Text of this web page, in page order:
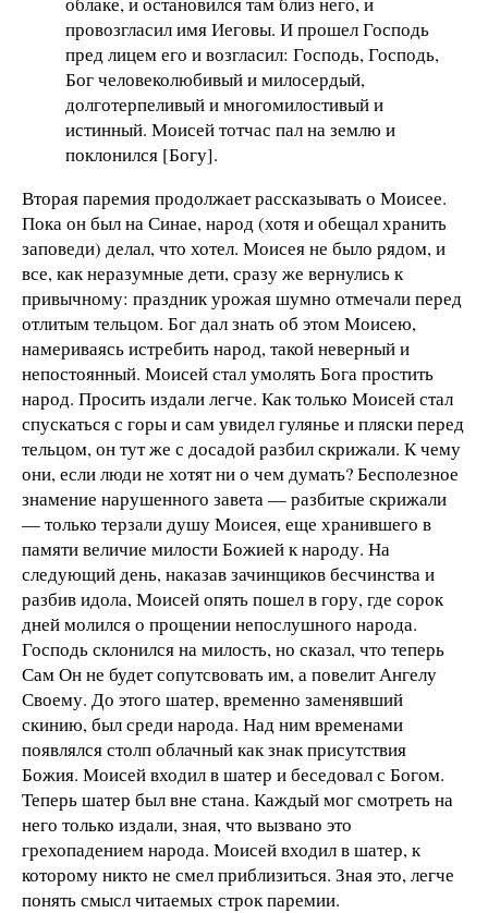
провозгласил имя Иеговы. И прошел Господь
пред лицем его и возгласил: Господь, Господь,
Бог человеколюбивый и милосердый,
долготерпеливый и многомилостивый и
истинный. Моисей тотчас пал на землю и
поклонился [Богу].
Вторая паремия продолжает рассказывать о Моисее.
Пока он был на Синае, народ (хотя и обещал хранить
заповеди) делал, что хотел. Моисея не было рядом, и
все, как неразумные дети, сразу же вернулись к
привычному: праздник урожая шумно отмечали перед
отлитым тельцом. Бог дал знать об этом Моисею,
намериваясь истребить народ, такой неверный и
непостоянный. Моисей стал умолять Бога простить
народ. Просить издали легче. Как только Моисей стал
спускаться с горы и сам увидел гулянье и пляски перед
тельцом, он тут же с досадой разбил скрижали. К чему
они, если люди не хотят ни о чем думать? Бесполезное
знамение нарушенного завета — разбитые скрижали
— только терзали душу Моисея, еще хранившего в
памяти величие милости Божией к народу. На
следующий день, наказав зачинщиков бесчинства и
разбив идола, Моисей опять пошел в гору, где сорок
дней молился о прощении непослушного народа.
Господь склонился на милость, но сказал, что теперь
Сам Он не будет сопутсвовать им, а повелит Ангелу
Своему. До этого шатер, временно заменявший
скинию, был среди народа. Над ним временами
появлялся столп облачный как знак присутствия
Божия. Моисей входил в шатер и беседовал с Богом.
Теперь шатер был вне стана. Каждый мог смотреть на
него только издали, зная, что вызвано это
грехопадением народа. Моисей входил в шатер, к
которому никто не смел приблизиться. Зная это, легче
понять смысл читаемых строк паремии.